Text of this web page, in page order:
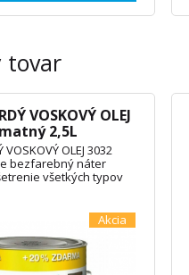
tovar
VOSKOVÝ OLEJ
2,5L
VOSKOVÝ OLEJ 3032
bezfarebný náter
všetkých typov
a vytvára na dotyk
Je vyrobený na báze
olejov,
sa. Spotreba:
LIST
Akcia